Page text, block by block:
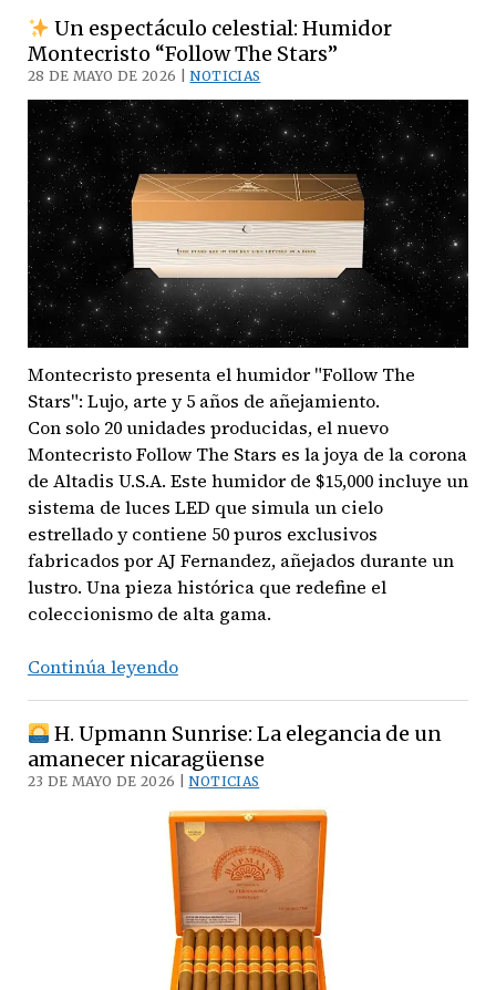
Espinosa
Premium
Cigars
presenta
‘601
La
Bomba
Warhead:
Independence
Day
250
Years’
Un espectáculo celestial: Humidor
Montecristo “Follow The Stars”
28 DE MAYO DE 2026 |NOTICIAS
Montecristo presenta el humidor "Follow The
Stars": Lujo, arte y 5 años de añejamiento.
Con solo 20 unidades producidas, el nuevo
Montecristo Follow The Stars es la joya de la corona
de Altadis U.S.A. Este humidor de $15,000 incluye un
sistema de luces LED que simula un cielo
estrellado y contiene 50 puros exclusivos
fabricados por AJ Fernandez, añejados durante un
lustro. Una pieza histórica que redefine el
coleccionismo de alta gama.
Continúa leyendo
celestial:
Humidor
“Follow
The
Stars”
H. Upmann Sunrise: La elegancia de un
amanecer nicaragüense
23 DE MAYO DE 2026 |NOTICIAS